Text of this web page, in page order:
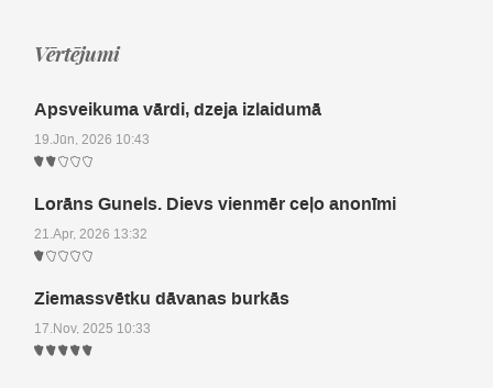
Vērtējumi
Apsveikuma vārdi, dzeja izlaidumā
19.Jūn, 2026 10:43
Lorāns Gunels. Dievs vienmēr ceļo anonīmi
21.Apr, 2026 13:32
Ziemassvētku dāvanas burkās
17.Nov, 2025 10:33